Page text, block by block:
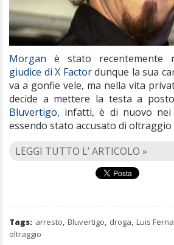
Morgan è stato recentemente
giudice di X Factordunque la sua
va a gonfie vele, ma nella vita
decide a mettere la testa a
Bluvertigo, infatti, è di nuovo nei
essendo stato accusato di
LEGGI TUTTO L’ ARTICOLO »
Tags: arresto, Bluvertigo, droga, Luis
oltraggio